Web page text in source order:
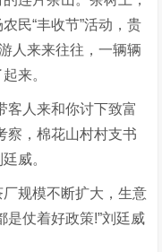
民“丰收节”活动，贵
人来来往往，一辆辆
来。
客人来和你讨下致富
察，棉花山村村支书
威。
规模不断扩大，生意
是仗着好政策!”刘廷威